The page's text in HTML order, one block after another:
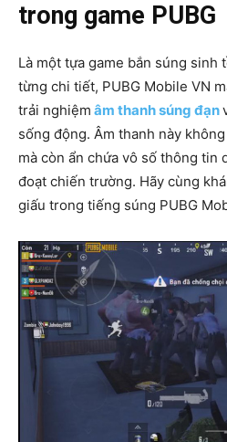
trong game PUBG
Là một tựa game bắn súng sinh
từng chi tiết, PUBG Mobile VN
trải nghiệm âm thanh súng đạn
sống động. Âm thanh này
mà còn ẩn chứa vô số thông tin
đoạt chiến trường. Hãy cùng
giấu trong tiếng súng PUBG